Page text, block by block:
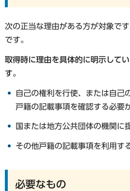
次の正当な理由がある方が対象で
です。
取得時に理由を具体的に明示して
す。
自己の権利を行使、または自己
戸籍の記載事項を確認する必要
国または地方公共団体の機関に
その他戸籍の記載事項を利用す
必要なもの